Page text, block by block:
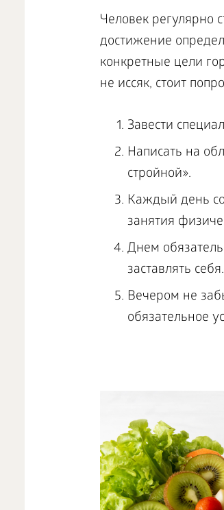
Человек регулярно
достижение
конкретные цели
не иссяк, стоит
Завести
Написать на
стройной».
Каждый день
занятия
Днем
заставлять себя.
Вечером не
обязательное